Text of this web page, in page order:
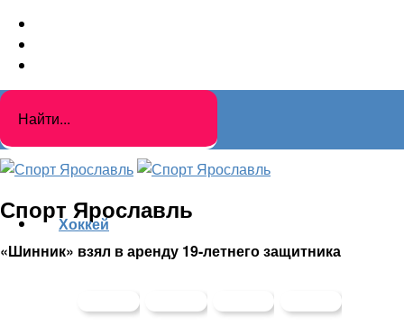
Спорт Ярославль
«Шинник» взял в аренду 19-летнего защитника
Хоккей